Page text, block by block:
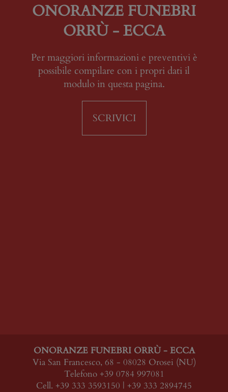
ONORANZE FUNEBRI
ORRÙ - ECCA
Per maggiori informazioni e preventivi è
possibile compilare con i propri dati il
modulo in questa pagina.
SCRIVICI
ONORANZE FUNEBRI ORRÙ - ECCA
Via San Francesco, 68 - 08028 Orosei (NU)
Telefono +39 0784 997081
Cell. +39 333 3593150 | +39 333 2894745